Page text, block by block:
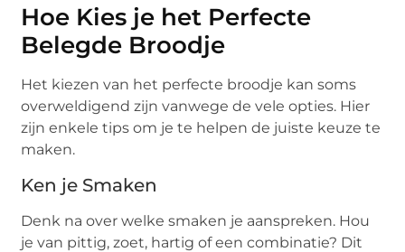
Hoe Kies je het Perfecte
Belegde Broodje
Het kiezen van het perfecte broodje kan soms
overweldigend zijn vanwege de vele opties. Hier
zijn enkele tips om je te helpen de juiste keuze te
maken.
Ken je Smaken
Denk na over welke smaken je aanspreken. Hou
je van pittig, zoet, hartig of een combinatie? Dit